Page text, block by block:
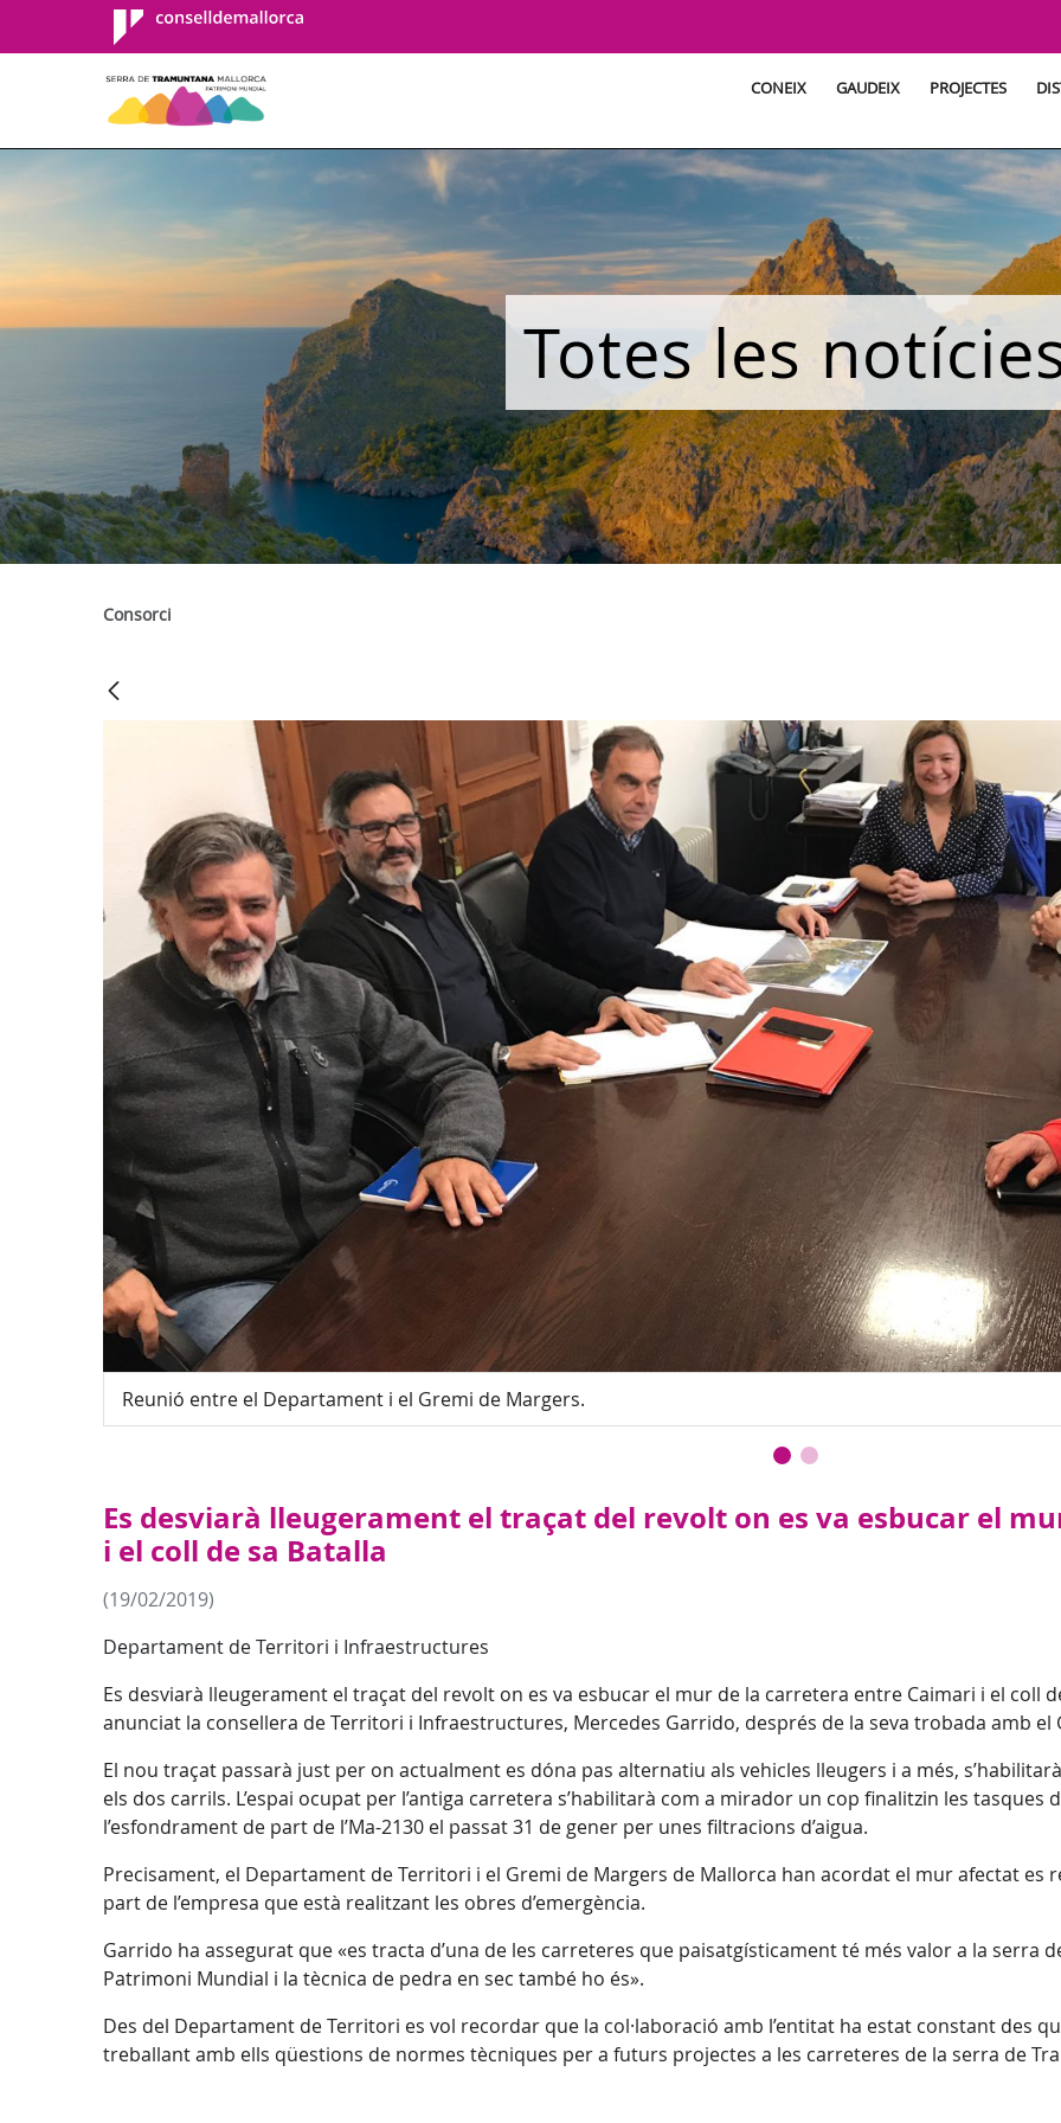
Consell de
Mallorca
CONEIX GAUDEIX PROJECTES
Totes les
Consorci
Reunió entre el Departament i el Gremi de Margers.
Es desviarà lleugerament el traçat del revolt on es va esbucar el
i el coll de sa Batalla
(19/02/2019)
Departament de Territori i Infraestructures
Es desviarà lleugerament el traçat del revolt on es va esbucar el mur de la carretera entre Caimari i el coll
anunciat la consellera de Territori i Infraestructures, Mercedes Garrido, després de la seva trobada amb el
El nou traçat passarà just per on actualment es dóna pas alternatiu als vehicles lleugers i a més,
els dos carrils. L’espai ocupat per l’antiga carretera s’habilitarà com a mirador un cop finalitzin les
l’esfondrament de part de l’Ma-2130 el passat 31 de gener per unes filtracions d’aigua.
Precisament, el Departament de Territori i el Gremi de Margers de Mallorca han acordat el mur afectat es
part de l’empresa que està realitzant les obres d’emergència.
Garrido ha assegurat que «es tracta d’una de les carreteres que paisatgísticament té més valor a la serra
Patrimoni Mundial i la tècnica de pedra en sec també ho és».
Des del Departament de Territori es vol recordar que la col·laboració amb l’entitat ha estat constant des
treballant amb ells qüestions de normes tècniques per a futurs projectes a les carreteres de la serra de